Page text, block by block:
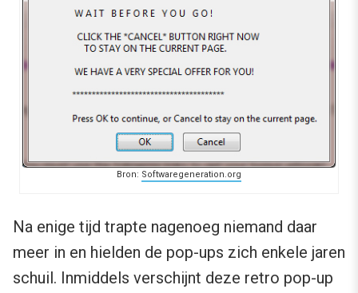
Bron: Softwaregeneration.org
Na enige tijd trapte nagenoeg niemand daar
meer in en hielden de pop-ups zich enkele jaren
schuil. Inmiddels verschijnt deze retro pop-up